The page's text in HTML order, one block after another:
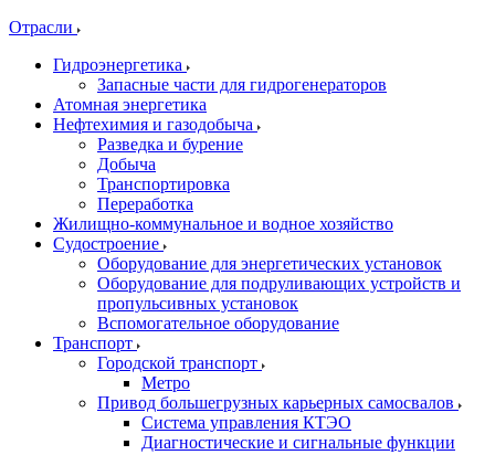
Отрасли
Гидроэнергетика
Запасные части для гидрогенераторов
Атомная энергетика
Нефтехимия и газодобыча
Разведка и бурение
Добыча
Транспортировка
Переработка
Жилищно-коммунальное и водное хозяйство
Судостроение
Оборудование для энергетических установок
Оборудование для подруливающих устройств и
пропульсивных установок
Вспомогательное оборудование
Транспорт
Городской транспорт
Метро
Привод большегрузных карьерных самосвалов
Система управления КТЭО
Диагностические и сигнальные функции